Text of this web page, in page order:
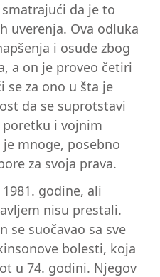
da je to
uverenja. Ova odluka
i osude zbog
a on je proveo četiri
se za ono u šta je
da se suprotstavi
i vojnim
mnoge, posebno
za svoja prava.
godine, ali
nisu prestali.
se suočavao sa sve
bolesti, koja
u 74. godini. Njegov